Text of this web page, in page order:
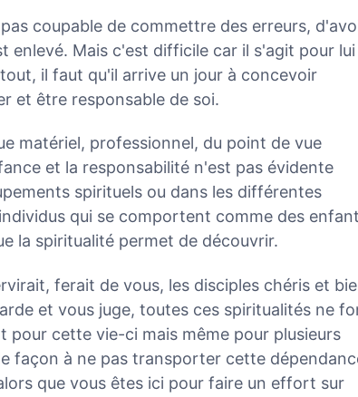
coupable de commettre des erreurs,
enlevé. Mais c'est difficile car il s'agit pour lui
il faut qu'il arrive un jour à concevoir
et être responsable de soi.
matériel, professionnel, du point de vue
et la responsabilité n'est pas évidente
spirituels ou dans les différentes
qui se comportent comme des
la spiritualité permet de découvrir.
ferait de vous, les disciples chéris et
et vous juge, toutes ces spiritualités ne
pour cette vie-ci mais même pour plusieurs
façon à ne pas transporter cette
que vous êtes ici pour faire un effort sur